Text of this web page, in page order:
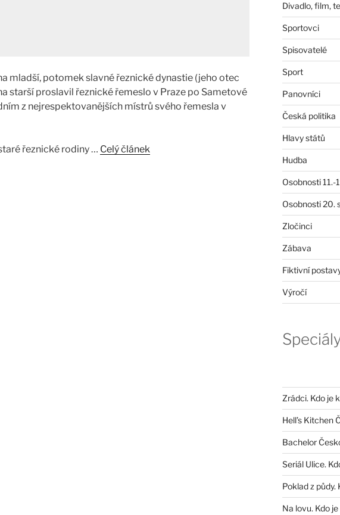
mladší, potomek slavné řeznické dynastie (jeho otec
starší proslavil řeznické řemeslo v Praze po Sametové
z nejrespektovanějších místrů svého řemesla v
řeznické rodiny … Celý článek
Divadlo, film,
Sportovci
Spisovatelé
Sport
Panovníci
Česká politika
Hlavy států
Hudba
Osobnosti 11.-
Osobnosti 20.
Zločinci
Zábava
Fiktivní
Výročí
Zrádci. Kdo je
Hell’s Kitchen
Bachelor
Seriál Ulice.
Poklad z půdy.
Na lovu. Kdo